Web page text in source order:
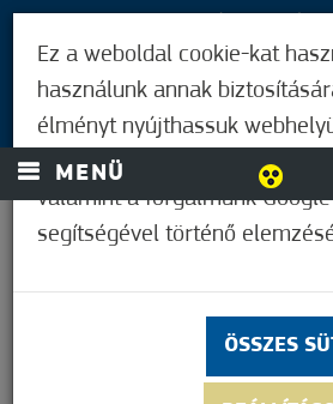
MENÜ
Ez a weboldal cookie-kat
használunk annak
élményt nyújthassuk
és a hirdetések személyre
valamint a forgalmunk
segítségével történő
ÖSSZES